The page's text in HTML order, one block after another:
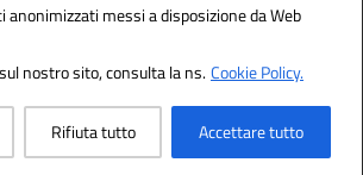
messi a disposizione da Web
nostro sito, consulta la ns.Cookie Policy.
Rifiuta tutto Accettare tutto
& Powered by 3D Solution S.r.l.
& Design by Designers Italia